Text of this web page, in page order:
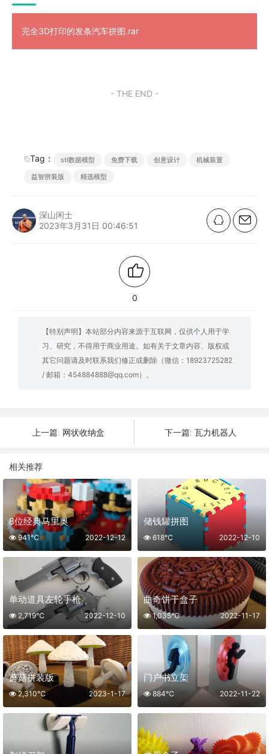
完全3D打印的发条汽车拼图.rar
- THE END -
Tag： stl数据模型 免费下载 创意设计
机械装置
益智拼装版
精选模型
深山闲士
2023年3月31日 00:46:51
0
【特别声明】本站部分内容来源于互联网，仅供个人用于学
习、研究，不得用于商业用途。如有关于文章内容、版权或
其它问题请及时联系我们修正或删除（微信：18923725282
/ 邮箱：454884888@qq.com）。
上一篇: 网状收纳盒 下一篇: 瓦力机器人
相关推荐
8位经典马里奥
2022-12-12
941℃
储钱罐拼图
2022-12-10
618℃
单动道具左轮手枪
2022-12-10
2,719℃
曲奇饼干盒子
2022-11-17
1,035℃
蘑菇拼装版
2023-1-17
2,310℃
门户书立架
2022-11-22
884℃